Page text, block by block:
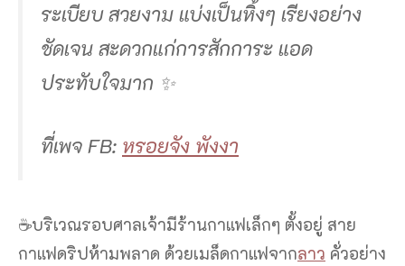
ระเบียบ สวยงาม แบ่งเป็นหิ้งๆ เรียงอย่าง
ชัดเจน สะดวกแก่การสักการะ แอด
ประทับใจมาก ✨
ที่เพจ FB: หรอยจัง พังงา
☕️บริเวณรอบศาลเจ้ามีร้านกาแฟเล็กๆ ตั้งอยู่ สาย
กาแฟดริปห้ามพลาด ด้วยเมล็ดกาแฟจากลาว คั่วอย่าง